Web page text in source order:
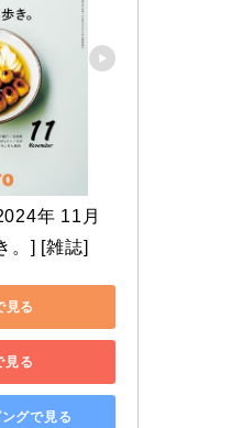
年 11月
。] [雑誌]
見る
見る
グで見る